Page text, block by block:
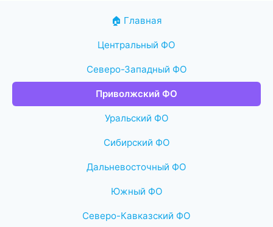
🏠 Главная
Центральный ФО
Северо-Западный ФО
Приволжский ФО
Уральский ФО
Сибирский ФО
Дальневосточный ФО
Южный ФО
Северо-Кавказский ФО